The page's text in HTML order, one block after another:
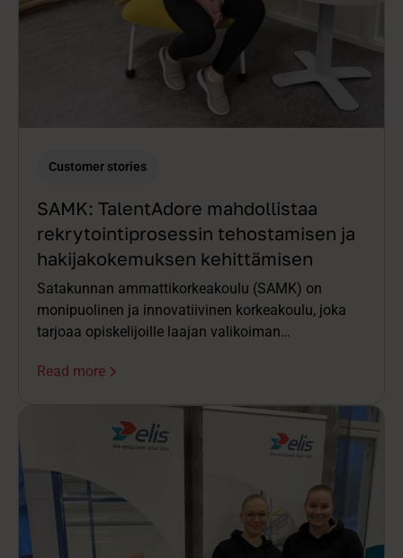
Customer stories
SAMK: TalentAdore mahdollistaa
rekrytointiprosessin tehostamisen ja
hakijakokemuksen kehittämisen
Satakunnan ammattikorkeakoulu (SAMK) on
monipuolinen ja innovatiivinen korkeakoulu, joka
tarjoaa opiskelijoille laajan valikoiman
yhteistyö elinkeinoelämän kanssa ovat SAMKin
Read more